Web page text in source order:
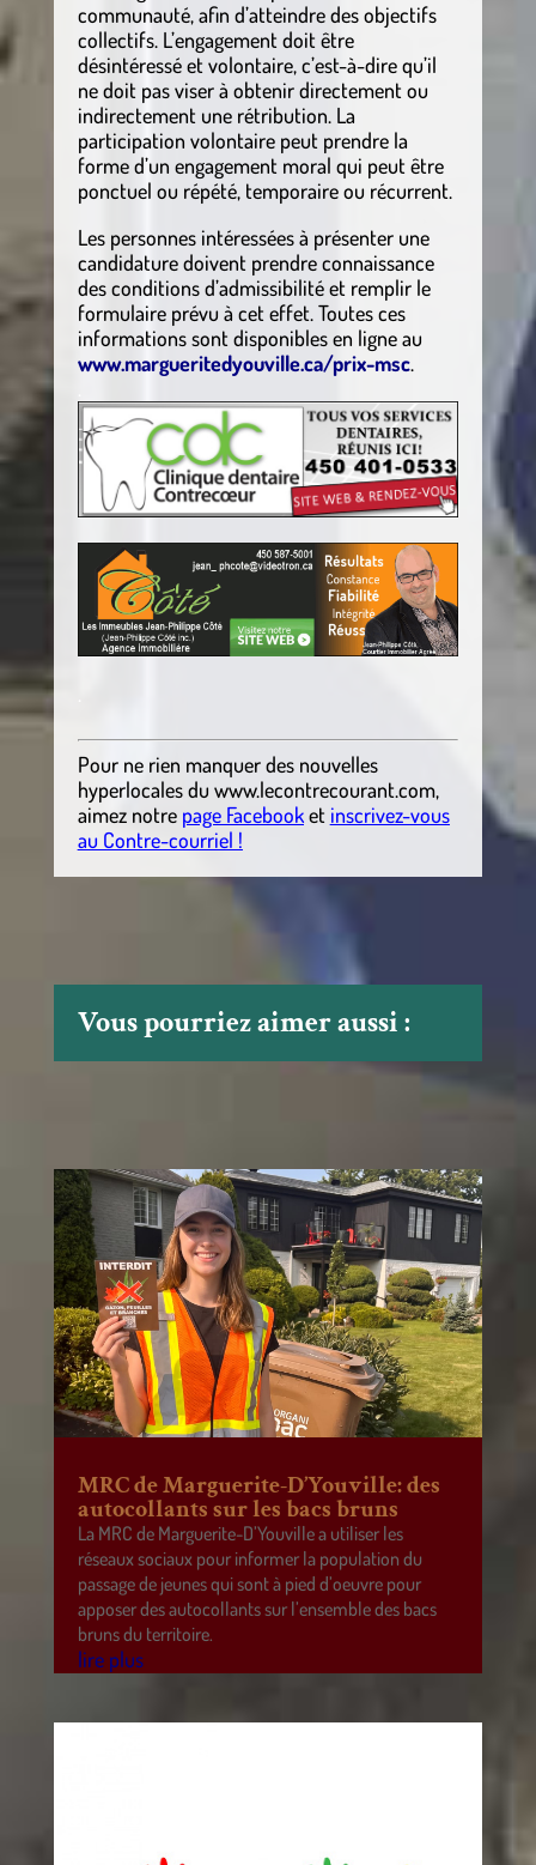
communauté, afin d’atteindre des objectifs
collectifs. L’engagement doit être
désintéressé et volontaire, c’est-à-dire qu’il
ne doit pas viser à obtenir directement ou
indirectement une rétribution. La
participation volontaire peut prendre la
forme d’un engagement moral qui peut être
ponctuel ou répété, temporaire ou récurrent.
Les personnes intéressées à présenter une
candidature doivent prendre connaissance
des conditions d’admissibilité et remplir le
formulaire prévu à cet effet. Toutes ces
informations sont disponibles en ligne au
www.margueritedyouville.ca/prix-msc.
Pour ne rien manquer des nouvelles
hyperlocalesdu www.lecontrecourant.com,
aimez notre page Facebooket inscrivez-vous
au Contre-courriel !
Vous pourriez aimer aussi :
MRC de Marguerite-D’Youville: des
autocollants sur les bacs bruns
La MRC de Marguerite-D’Youville a utiliser les
réseaux sociaux pour informer la population du
passage de jeunes qui sont à pied d’oeuvre pour
apposer des autocollants sur l’ensemble des bacs
bruns du territoire.
lire plus